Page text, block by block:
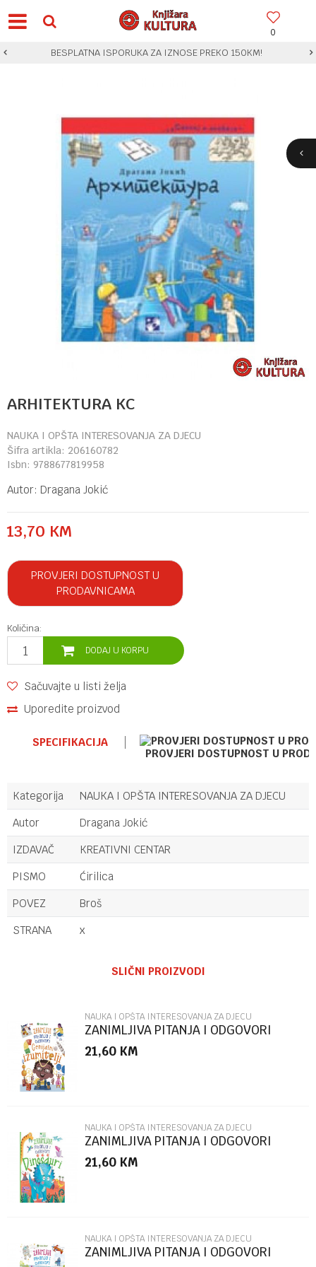
0
BESPLATNA ISPORUKA ZA IZNOSE PREKO 150KM!
ARHITEKTURA KC
NAUKA I OPŠTA INTERESOVANJA ZA DJECU
Šifra artikla: 206160782
Isbn: 9788677819958
Autor: Dragana Jokić
13,70 KM
PROVJERI DOSTUPNOST U
PRODAVNICAMA
Količina:
DODAJ U KORPU
Sačuvajte u listi želja
Uporedite proizvod
SPECIFIKACIJA
PROVJERI DOSTUPNOST U
Kategorija
NAUKA I OPŠTA INTERESOVANJA ZA DJECU
Autor
Dragana Jokić
IZDAVAČ
KREATIVNI CENTAR
PISMO
Ćirilica
POVEZ
Broš
STRANA
x
Poruka
POŠALJI
SLIČNI PROIZVODI
NAUKA I OPŠTA INTERESOVANJA ZA DJECU
ZANIMLJIVA PITANJA I ODGOVORI
GENIJALNI IZUMITELJI
21,60 KM
NAUKA I OPŠTA INTERESOVANJA ZA DJECU
ZANIMLJIVA PITANJA I ODGOVORI
DINOSAURI
21,60 KM
NAUKA I OPŠTA INTERESOVANJA ZA DJECU
ZANIMLJIVA PITANJA I ODGOVORI